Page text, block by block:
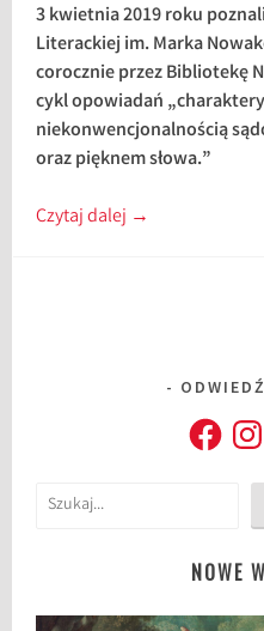
3 kwietnia 2019 roku
Literackiej im. Marka
corocznie przez Bibliotekę
cykl opowiadań
niekonwencjonalnością
oraz pięknem słowa.”
Czytaj dalej →
Facebook
Szukaj
NOWE